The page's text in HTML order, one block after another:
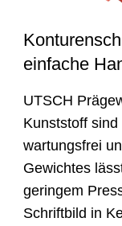
einfache
UTSCH
Kunststoff
wartungsfrei
Gewichtes
geringem
Schriftbild in